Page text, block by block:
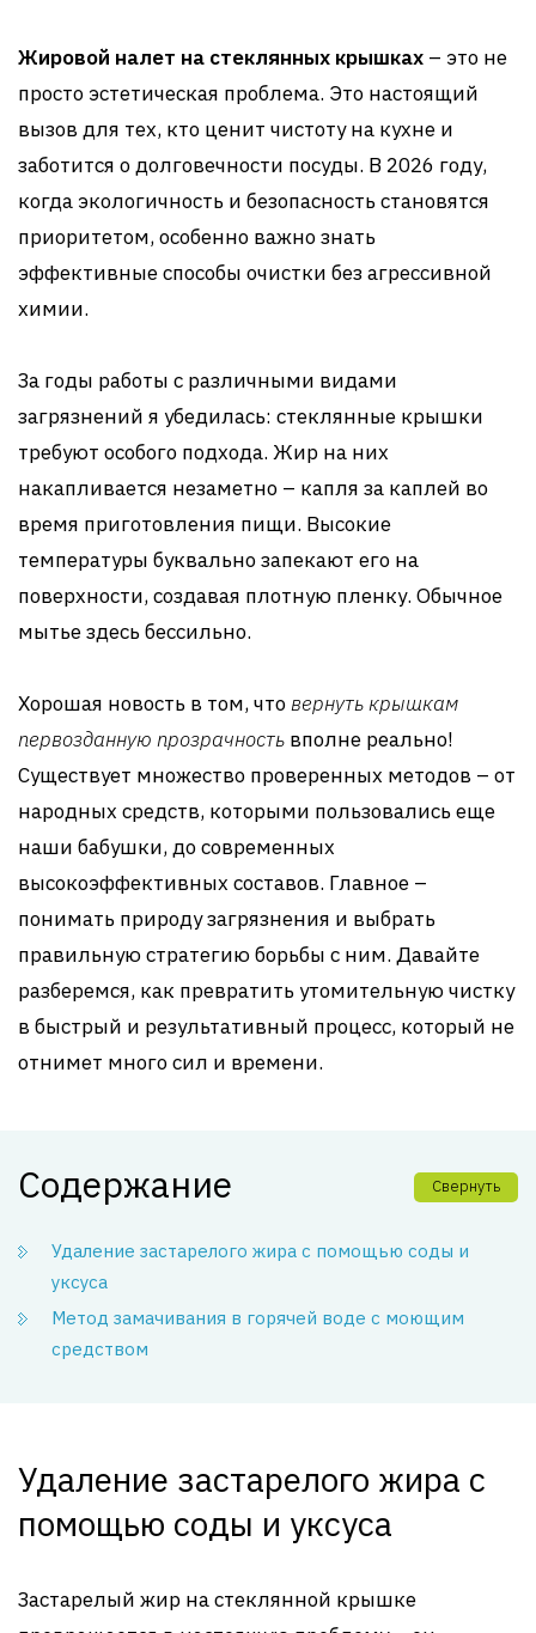
Жировой налет на стеклянных крышках – это не
просто эстетическая проблема. Это настоящий
вызов для тех, кто ценит чистоту на кухне и
заботится о долговечности посуды. В 2026 году,
когда экологичность и безопасность становятся
приоритетом, особенно важно знать
эффективные способы очистки без агрессивной
химии.
За годы работы с различными видами
загрязнений я убедилась: стеклянные крышки
требуют особого подхода. Жир на них
накапливается незаметно – капля за каплей во
время приготовления пищи. Высокие
температуры буквально запекают его на
поверхности, создавая плотную пленку. Обычное
мытье здесь бессильно.
Хорошая новость в том, чтовернуть крышкам
первозданную прозрачность вполне реально!
Существует множество проверенных методов – от
народных средств, которыми пользовались еще
наши бабушки, до современных
высокоэффективных составов. Главное –
понимать природу загрязнения и выбрать
правильную стратегию борьбы с ним. Давайте
разберемся, как превратить утомительную чистку
в быстрый и результативный процесс, который не
отнимет много сил и времени.
Содержание Свернуть
Удаление застарелого жира с помощью соды и
уксуса
Метод замачивания в горячей воде с моющим
средством
Удаление застарелого жира с
помощью соды и уксуса
Застарелый жир на стеклянной крышке